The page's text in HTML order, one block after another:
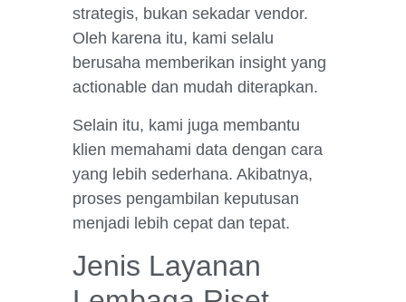
strategis, bukan sekadar vendor.
Oleh karena itu, kami selalu
berusaha memberikan insight yang
actionable dan mudah diterapkan.
Selain itu, kami juga membantu
klien memahami data dengan cara
yang lebih sederhana. Akibatnya,
proses pengambilan keputusan
menjadi lebih cepat dan tepat.
Jenis Layanan